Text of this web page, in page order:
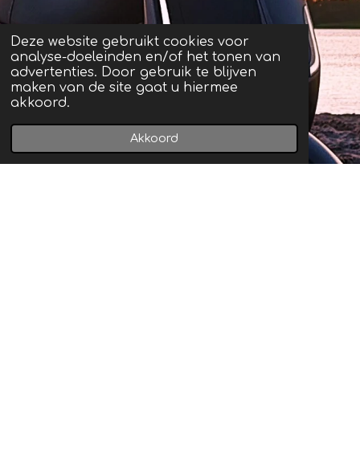
Deze website gebruikt cookies voor
analyse-doeleinden en/of het tonen van
advertenties. Door gebruik te blijven
maken van de site gaat u hiermee
akkoord.
Akkoord